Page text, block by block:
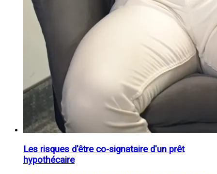
Les risques d'être co-signataire d'un prêt
hypothécaire